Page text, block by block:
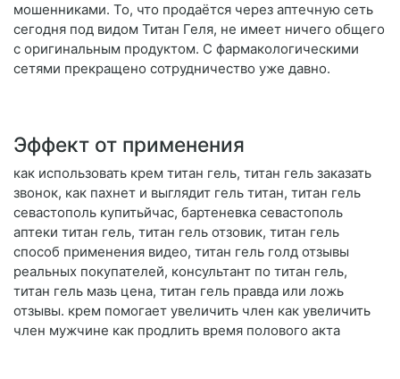
мошенниками. То, что продаётся через аптечную сеть
сегодня под видом Титан Геля, не имеет ничего общего
с оригинальным продуктом. С фармакологическими
сетями прекращено сотрудничество уже давно.
Эффект от применения
как использовать крем титан гель, титан гель заказать
звонок, как пахнет и выглядит гель титан, титан гель
севастополь купитьйчас, бартеневка севастополь
аптеки титан гель, титан гель отзовик, титан гель
способ применения видео, титан гель голд отзывы
реальных покупателей, консультант по титан гель,
титан гель мазь цена, титан гель правда или ложь
отзывы. крем помогает увеличить член как увеличить
член мужчине как продлить время полового акта